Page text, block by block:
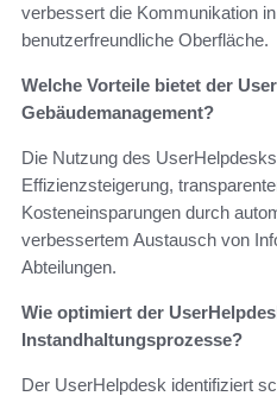
verbessert die Kommunikation
benutzerfreundliche Oberfläche.
Welche Vorteile bietet der
Gebäudemanagement?
Die Nutzung des
Effizienzsteigerung,
Kosteneinsparungen durch
verbessertem Austausch von
Abteilungen.
Wie optimiert der
Instandhaltungsprozesse?
Der UserHelpdesk identifiziert